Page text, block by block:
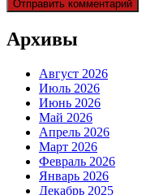
Архивы
Август 2026
Июль 2026
Июнь 2026
Май 2026
Апрель 2026
Март 2026
Февраль 2026
Январь 2026
Декабрь 2025